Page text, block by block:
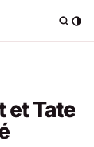
et Tate